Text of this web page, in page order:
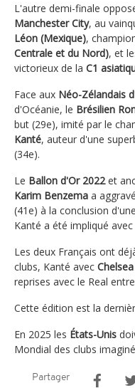
L'autre demi-finale
Manchester City, au
Léon (Mexique),
Centrale et du Nord), et
victorieux de la C1
Face aux Néo-Zélandais
d'Océanie, le Brésilien
but (29e), imité par le
Kanté, auteur d'une
(34e).
Le Ballon d'Or 2022et
Karim Benzema a
(41e) à la conclusion
Kanté a été impliqué
Les deux Français ont
clubs, Kanté avec Chelsea
reprises avec le Real
Cette édition est la
En 2025 les États-Unis
Mondial des clubs
Partager